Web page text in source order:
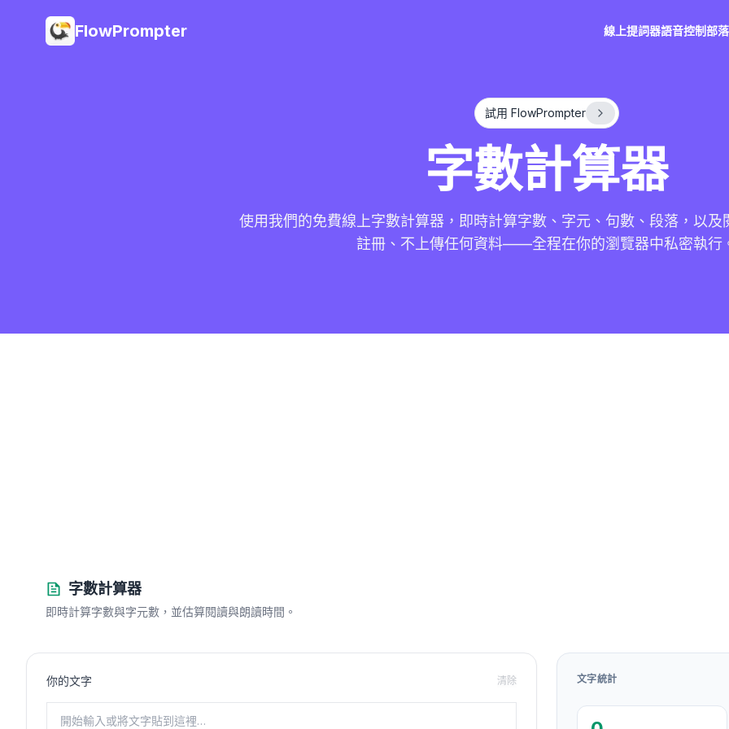
FlowPrompter 線上提詞器語音控制部
試用 FlowPrompter
字數計算器
使用我們的免費線上字數計算器，即時計算字數、字元、句數、段落，以及
註冊、不上傳任何資料——全程在你的瀏覽器中私密執行
字數計算器
即時計算字數與字元數，並估算閱讀與朗讀時間。
你的文字 清除 文字統計